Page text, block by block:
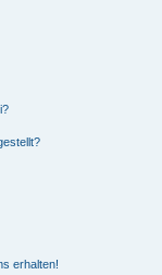
erhalten!